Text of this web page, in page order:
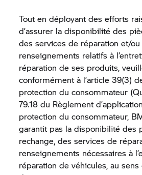
Tout en déployant des efforts
d’assurer la disponibilité des
des services de réparation et/
renseignements relatifs à
réparation de ses produits,
conformément à l’article 39(3)
protection du consommateur
79.18 du Règlement
protection du consommateur,
garantit pas la disponibilité des
rechange, des services de
renseignements nécessaires à
réparation de véhicules, au